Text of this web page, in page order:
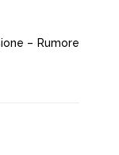
– Rumore